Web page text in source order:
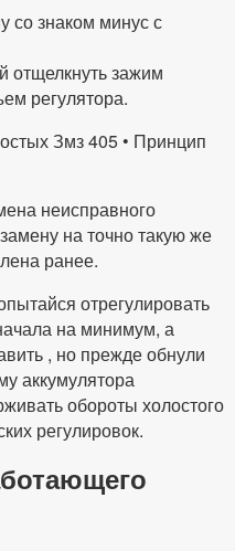
со знаком минус с
отщелкнуть зажим
регулятора.
неисправного
на точно такую же
ранее.
отрегулировать
на минимум, а
, но прежде обнули
аккумулятора
обороты холостого
регулировок.